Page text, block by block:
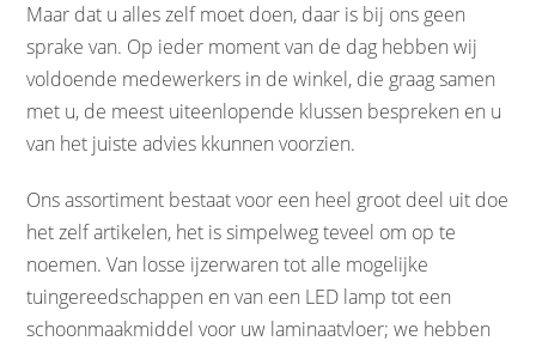
Maar dat u alles zelf moet doen, daar is bij ons geen
sprake van. Op ieder moment van de dag hebben wij
voldoende medewerkers in de winkel, die graag samen
met u, de meest uiteenlopende klussen bespreken en u
van het juiste advies kkunnen voorzien.
Ons assortiment bestaat voor een heel groot deel uit doe
het zelf artikelen, het is simpelweg teveel om op te
noemen. Van losse ijzerwaren tot alle mogelijke
tuingereedschappen en van een LED lamp tot een
schoonmaakmiddel voor uw laminaatvloer; we hebben